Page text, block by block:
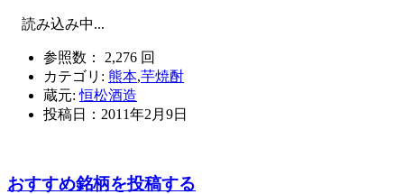
読み込み中...
参照数： 2,276 回
カテゴリ: 熊本,芋焼酎
蔵元:恒松酒造
投稿日： 2011年2月9日
おすすめ銘柄を投稿する